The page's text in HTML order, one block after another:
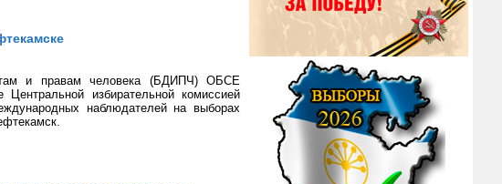
и правам человека (БДИПЧ) ОБСЕ
избирательной комиссией
наблюдателей на выборах